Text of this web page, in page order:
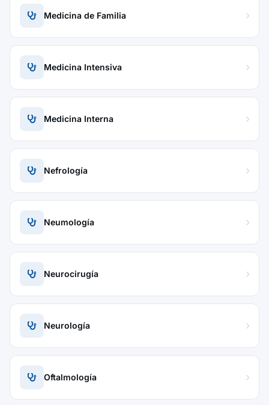
Medicina de Familia
Medicina Intensiva
Medicina Interna
Nefrología
Neumología
Neurocirugía
Neurología
Oftalmología